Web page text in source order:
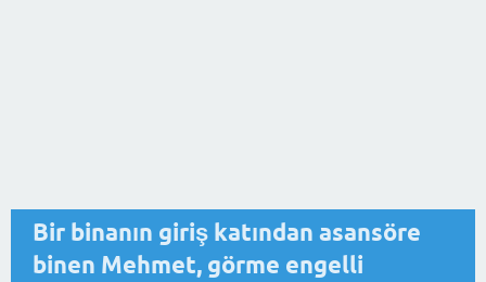
Bir binanın giriş katından asansöre
binen Mehmet, görme engelli